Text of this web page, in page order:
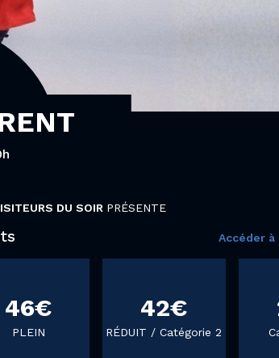
DU SOIR PRÉSENTE
Accéder
46€
PLEIN
42€
RÉDUIT / Catégorie 2